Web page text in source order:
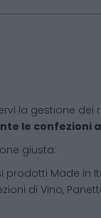
la gestione dei
le confezioni
giusta:
prodotti Made in
di Vino,